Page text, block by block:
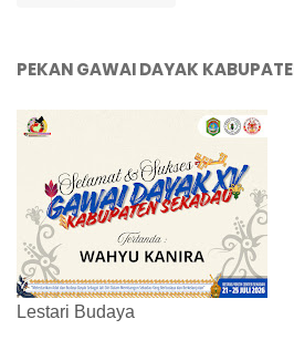
PEKAN GAWAI DAYAK
Lestari Budaya